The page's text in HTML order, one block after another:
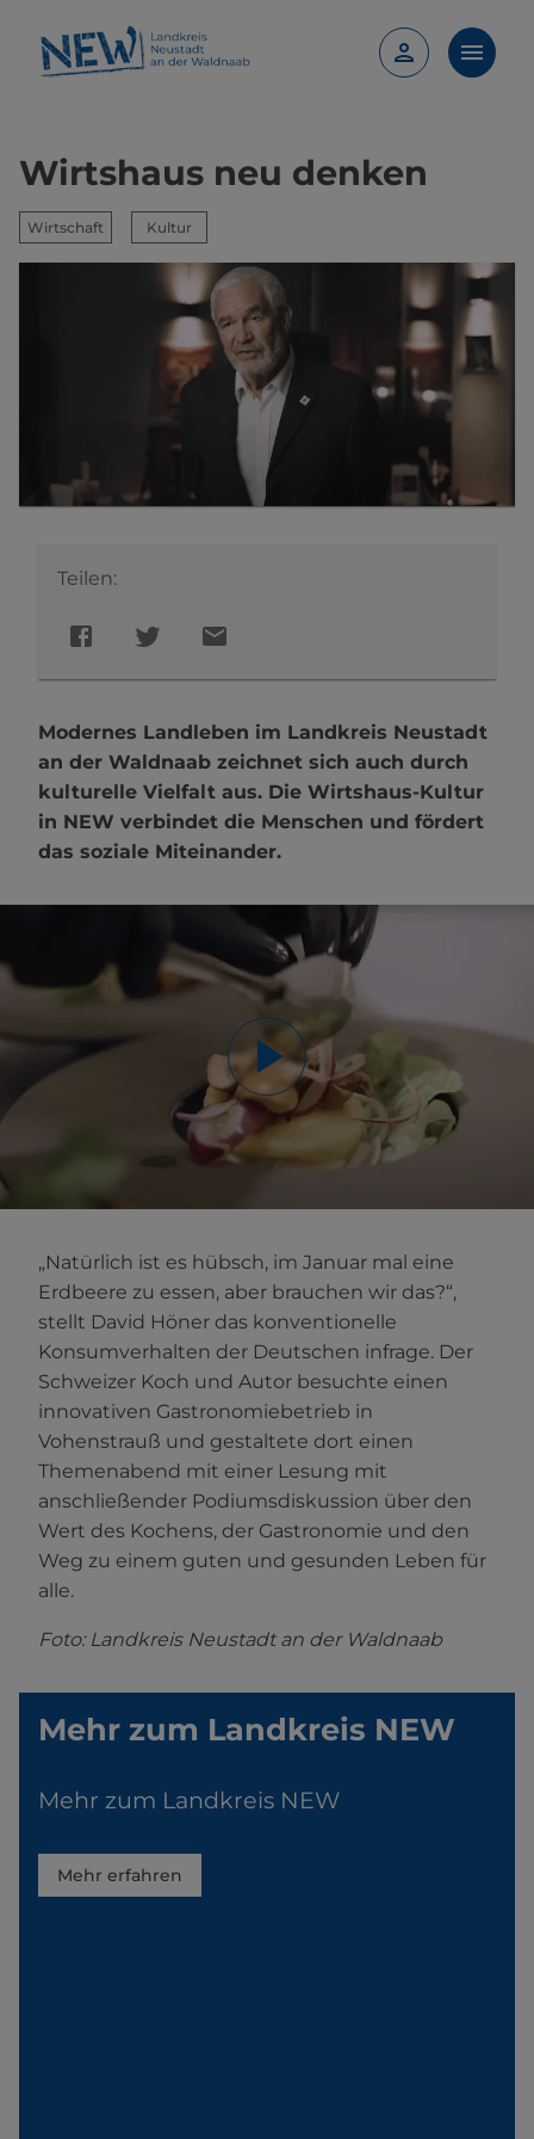
Wirtshaus neu denken
Wirtschaft Kultur
Teilen:
Modernes Landleben im Landkreis Neustadt
an der Waldnaab zeichnet sich auch durch
kulturelle Vielfalt aus. Die Wirtshaus-Kultur
in NEW verbindet die Menschen und fördert
das soziale Miteinander.
„Natürlich ist es hübsch, im Januar mal eine
Erdbeere zu essen, aber brauchen wir das?“,
stellt David Höner das konventionelle
Konsumverhalten der Deutschen infrage. Der
Schweizer Koch und Autor besuchte einen
innovativen Gastronomiebetrieb in
Vohenstrauß und gestaltete dort einen
Themenabend mit einer Lesung mit
anschließender Podiumsdiskussion über den
Wert des Kochens, der Gastronomie und den
Weg zu einem guten und gesunden Leben für
alle.
Foto: Landkreis Neustadt an der Waldnaab
Mehr zum Landkreis NEW
Mehr zum Landkreis NEW
Mehr erfahren